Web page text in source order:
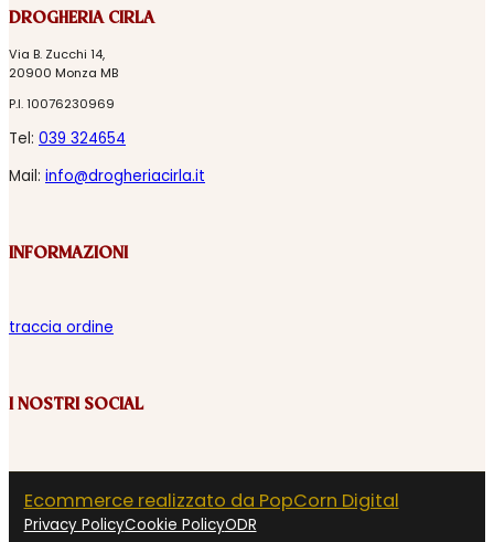
DROGHERIA CIRLA
Via B. Zucchi 14,
20900 Monza MB
P.I. 10076230969
Tel: 039 324654
Mail: info@drogheriacirla.it
INFORMAZIONI
traccia ordine
I NOSTRI SOCIAL
Ecommerce realizzato da PopCorn Digital
Privacy PolicyCookie PolicyODR